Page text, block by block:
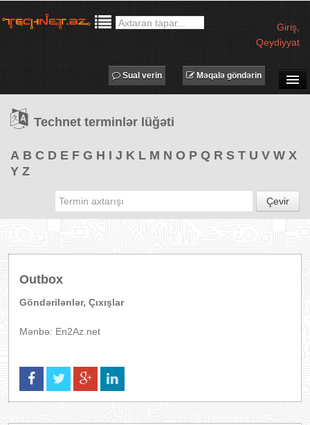
Giriş
Qeydiyyat
TƏDBİRLƏR
PROQRAMLAR
Məqalə göndərin
Sual verin
Technet terminlər lüğəti
A B C D E F G H I J K L M N O P Q R S T U V W X
Y Z
Çevir
Outbox
Göndərilənlər, Çıxışlar
Mənbə: En2Az.net